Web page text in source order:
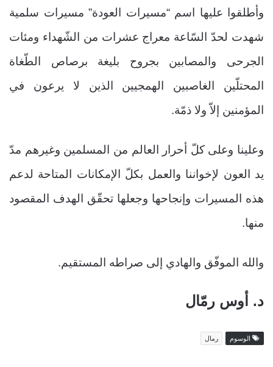
وأطلقوا عليها اسم “مسيرات العودة” مسيرات سلمية
شهدت لحدّ السّاعة معراج عشرات من الشّهداء ومئات
الجرحى والمصابين بجروح بليغة برصاص الطّغاة
المحتلّين الغاصبين الهمجيين الذين لا يرعون في
المؤمنين إلاّ ولا ذمّة.
وعلينا وعلى كلّ أحرار العالم من المسلمين وغيرهم مدّ
يد العون لإخواننا والعمل بكلّ الإمكانات المتاحة لدعم
هذه المسيرات وإنجاحها وجعلها تحقّق الهدف المقصود
منها.
والله الموفّق والهادي إلى صراطه المستقيم.
د. أوس رمّال
الوسوم رمال